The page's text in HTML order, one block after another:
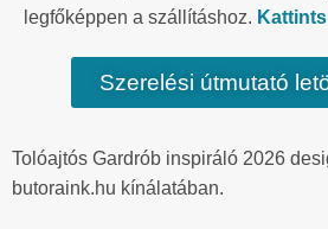
legfőképpen a szállításhoz.
Szerelési útmutató
Tolóajtós Gardrób inspiráló 2026
butoraink.hu kínálatában.